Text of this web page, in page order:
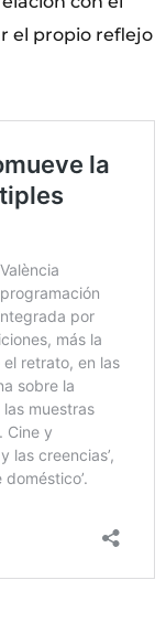
el propio reflejo